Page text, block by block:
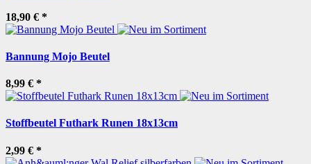
18,90 € *
Bannung Mojo Beutel
8,99 € *
Stoffbeutel Futhark Runen 18x13cm
2,99 € *